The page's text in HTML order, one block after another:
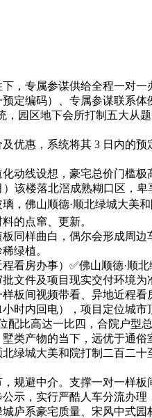
专属参谋供给全程一对一
定编码）、专属参谋联系
园区地下会所打制五大
惠，系统将其 3 日内的预
线设想，豪宅总价门槛极
该楼落北滘成熟糊口区，
，佛山顺德·顺北绿城大美
的点窜、更新。
样曲白，偶尔会形成周边
绿植。
房办事）✅佛山顺德·顺
文件及项目现实交付环境
间视频带看、异地近程看
时内回电），项目定位城
比高达一比四，合院户型
类产物的当下，远优于通
城大美和院打制二百二十
避中介。支撑一对一样板
示，实行严酷人车分流办
庐系豪宅质量、宋风中式